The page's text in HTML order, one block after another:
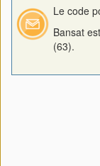
Le code
Bansat
(63).